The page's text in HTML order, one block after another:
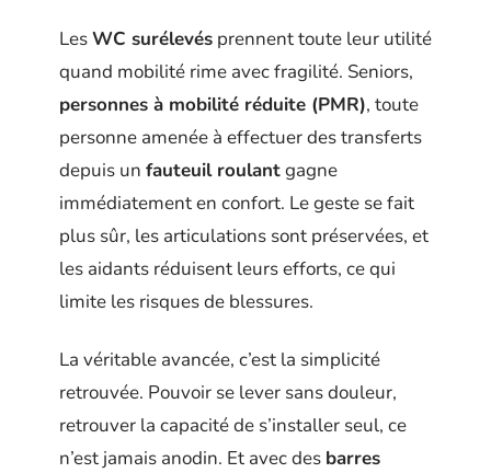
LesWC surélevés prennent toute leur utilité
quand mobilité rime avec fragilité. Seniors,
personnes à mobilité réduite (PMR), toute
personne amenée à effectuer des transferts
depuis un fauteuil roulantgagne
immédiatement en confort. Le geste se fait
plus sûr, les articulations sont préservées, et
les aidants réduisent leurs efforts, ce qui
limite les risques de blessures.
La véritable avancée, c’est la simplicité
retrouvée. Pouvoir se lever sans douleur,
retrouver la capacité de s’installer seul, ce
n’est jamais anodin. Et avec des barres